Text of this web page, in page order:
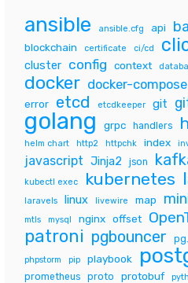
key= /etc etcd/ ssl/server
key= /etc/etcd/ssl/server
key=/etc/etcd/ssl/ server
ansible ansible.cfg api
blockchain certificate ci/cd
cluster config context
docker docker-compose
error etcd etcdkeeper git
golang grpc handlers
helm chart http2 httpchk index
javascript Jinja2 json
kubectl exec kubernetes
laravels linux livewire map
mtls mysql nginx offset
patroni pgbouncer
phpstorm pip playbook
prometheus proto protobuf